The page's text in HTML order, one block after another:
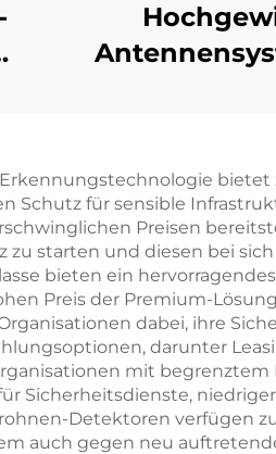
UAV-
bietet
Schutz für sensible
Preisen
starten und diesen bei
bieten ein
Preis der Premium-
dabei, ihre
darunter
mit
Sicherheitsdienste,
Detektoren verfügen
auch gegen neu